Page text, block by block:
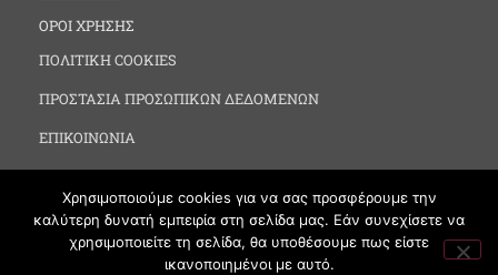
ΟΡΟΙ ΧΡΗΣΗΣ
ΠΟΛΙΤΙΚΗ COOKIES
ΠΡΟΣΤΑΣΙΑ ΠΡΟΣΩΠΙΚΩΝ ΔΕΔΟΜΕΝΩΝ
ΕΠΙΚΟΙΝΩΝΙΑ
Χρησιμοποιούμε cookies για να σας προσφέρουμε την
καλύτερη δυνατή εμπειρία στη σελίδα μας. Εάν συνεχίσετε να
χρησιμοποιείτε τη σελίδα, θα υποθέσουμε πως είστε
ικανοποιημένοι με αυτό.